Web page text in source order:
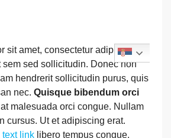
sit amet, consectetur adipiscing
sed sollicitudin. Donec non
hendrerit sollicitudin purus, quis
nec. Quisque bibendum orci
at malesuada orci congue. Nullam
cursus. Ut et adipiscing erat.
text link libero tempus congue.
Serbian